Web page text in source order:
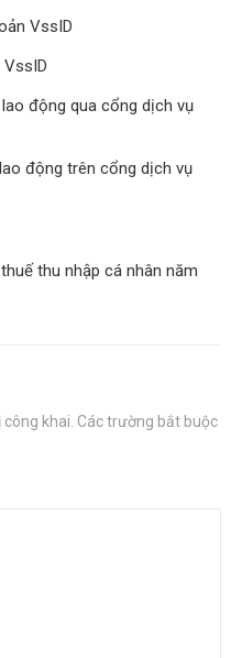
VssID
động qua cổng dịch vụ
động trên cổng dịch vụ
thu nhập cá nhân năm
công khai. Các trường bắt buộc